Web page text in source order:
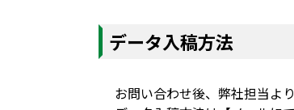
データ入稿方法
お問い合わせ後、弊社担当よ